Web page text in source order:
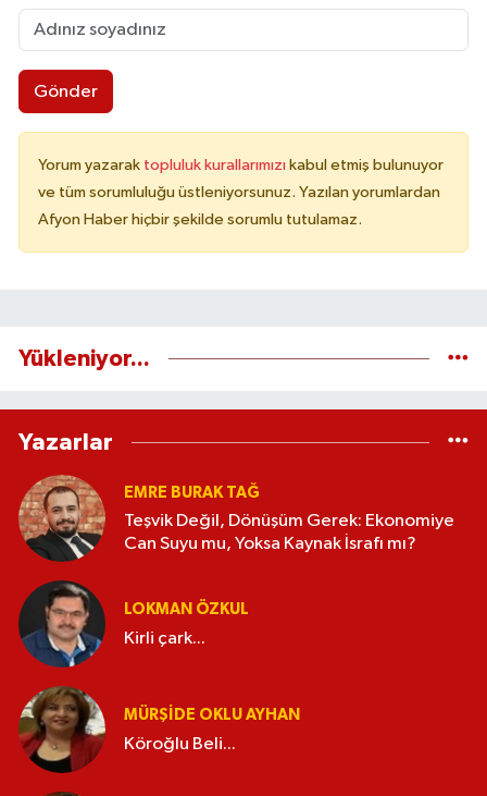
Gönder
Yorum yazarak topluluk kurallarımızı kabul etmiş bulunuyor
ve tüm sorumluluğu üstleniyorsunuz. Yazılan yorumlardan
Afyon Haber hiçbir şekilde sorumlu tutulamaz.
Yükleniyor...
Yazarlar
EMRE BURAK TAĞ
Teşvik Değil, Dönüşüm Gerek: Ekonomiye
Can Suyu mu, Yoksa Kaynak İsrafı mı?
LOKMAN ÖZKUL
Kirli çark...
MÜRŞIDE OKLU AYHAN
Köroğlu Beli...